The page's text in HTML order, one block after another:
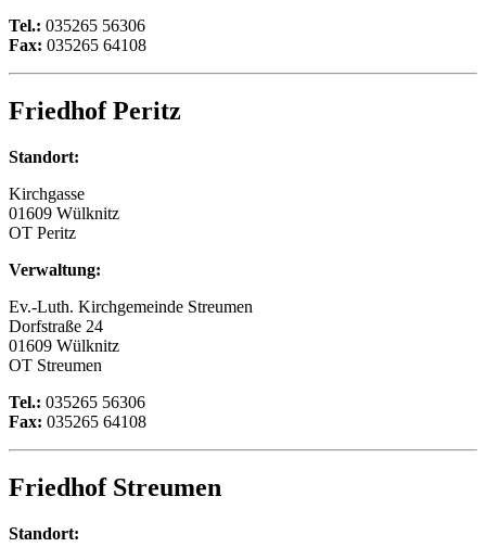
Tel.: 035265 56306
Fax: 035265 64108
Friedhof Peritz
Standort:
Kirchgasse
01609 Wülknitz
OT Peritz
Verwaltung:
Ev.-Luth. Kirchgemeinde Streumen
Dorfstraße 24
01609 Wülknitz
OT Streumen
Tel.: 035265 56306
Fax: 035265 64108
Friedhof Streumen
Standort: